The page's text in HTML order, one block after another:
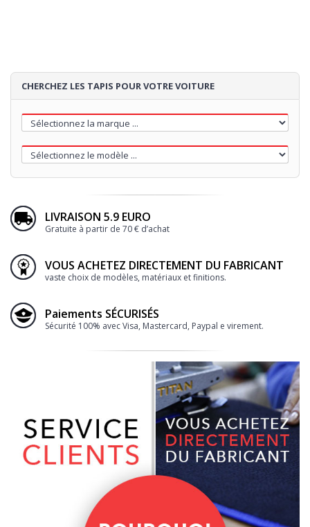
CHERCHEZ LES TAPIS POUR VOTRE VOITURE
LIVRAISON 5.9 EURO
Gratuite à partir de 70 € d’achat
VOUS ACHETEZ DIRECTEMENT DU FABRICANT
vaste choix de modèles, matériaux et finitions.
Paiements SÉCURISÉS
Sécurité 100% avec Visa, Mastercard, Paypal e virement.